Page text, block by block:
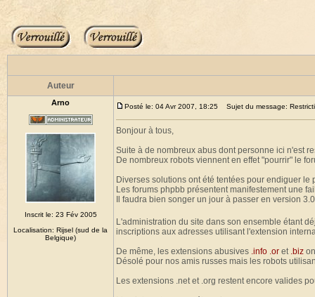
Auteur
Arno
Inscrit le: 23 Fév 2005
Localisation: Rijsel (sud de la
Belgique)
Posté le: 04 Avr 2007, 18:25 Sujet du message:
Bonjour à tous,
Suite à de nombreux abus dont personne ici n'est
De nombreux robots viennent en effet "pourrir" le
Diverses solutions ont été tentées pour endiguer
Les forums phpbb présentent manifestement une
Il faudra bien songer un jour à passer en version
L'administration du site dans son ensemble étant
inscriptions aux adresses utilisant l'extension
De même, les extensions abusives .info .or et .biz
Désolé pour nos amis russes mais les robots
Les extensions .net et .org restent encore valides